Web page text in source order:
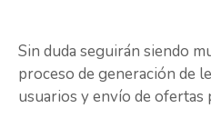
Sin duda seguirán siendo
proceso de generación de
usuarios y envío de ofertas